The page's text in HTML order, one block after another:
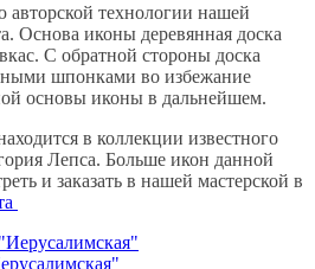
технологии нашей
Основа иконы деревянная доска
С обратной стороны доска
шпонками во избежание
основы иконы в дальнейшем.
в коллекции известного
Лепса. Больше икон данной
и заказать в нашей мастерской в